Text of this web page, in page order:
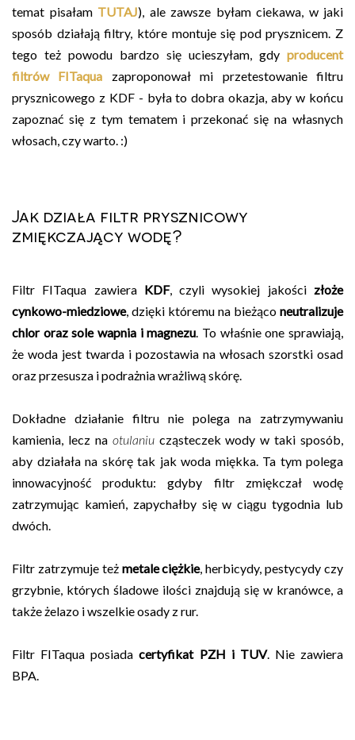
temat pisałam TUTAJ), ale zawsze byłam ciekawa, w jaki
sposób działają filtry, które montuje się pod prysznicem. Z
tego też powodu bardzo się ucieszyłam, gdy producent
filtrów FITaqua zaproponował mi przetestowanie filtru
prysznicowego z KDF - była to dobra okazja, aby w końcu
zapoznać się z tym tematem i przekonać się na własnych
włosach, czy warto. :)
Jak działa filtr prysznicowy
zmiękczający wodę?
Filtr FITaqua zawiera KDF, czyli wysokiej jakości złoże
cynkowo-miedziowe, dzięki któremu na bieżąco neutralizuje
chlor oraz sole wapnia i magnezu. To właśnie one sprawiają,
że woda jest twarda i pozostawia na włosach szorstki osad
oraz przesusza i podrażnia wrażliwą skórę.
Dokładne działanie filtru nie polega na zatrzymywaniu
kamienia, lecz na otulaniucząsteczek wody w taki sposób,
aby działała na skórę tak jak woda miękka. Ta tym polega
innowacyjność produktu: gdyby filtr zmiękczał wodę
zatrzymując kamień, zapychałby się w ciągu tygodnia lub
dwóch.
Filtr zatrzymuje też metale ciężkie, herbicydy, pestycydy czy
grzybnie, których śladowe ilości znajdują się w kranówce, a
także żelazo i wszelkie osady z rur.
Filtr FITaqua posiadacertyfikat PZH i TUV. Nie zawiera
BPA.